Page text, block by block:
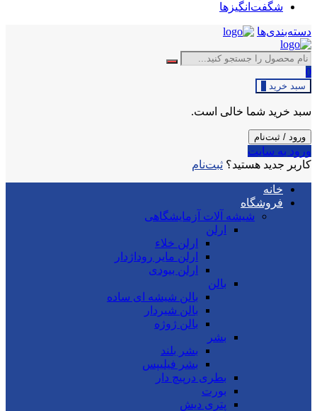
شگفت‌انگیزها
دسته‌بندی‌ها
0
سبد خرید
سبد خرید شما خالی است.
ورود / ثبت‌نام
ورود به سایت
کاربر جدید هستید؟ ثبت‌نام
خانه
فروشگاه
شیشه آلات آزمایشگاهی
ارلن
ارلن خلاء
ارلن مایر روداژدار
ارلن بیودی
بالن
بالن شیشه ای ساده
بالن شیردار
بالن ژوژه
بشر
بشر بلند
بشر فیلیپس
بطری درپیچ دار
بورت
پتری دیش